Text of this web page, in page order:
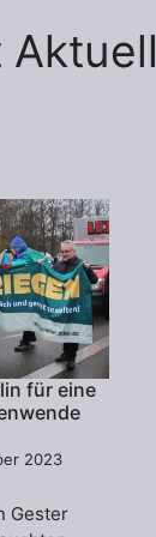
Aktuell
für eine
2023
Gester